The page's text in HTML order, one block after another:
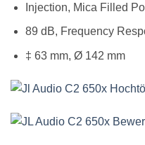
Injection, Mica Filled
89 dB, Frequency
‡ 63 mm, Ø 142 mm